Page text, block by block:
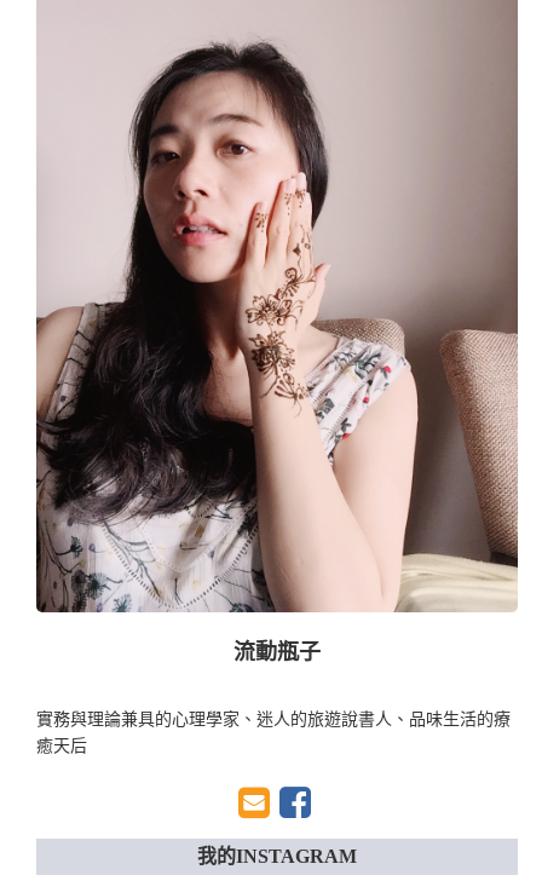
流動瓶子
實務與理論兼具的心理學家、迷人的旅遊說書人、品味生活的療
癒天后
我的INSTAGRAM